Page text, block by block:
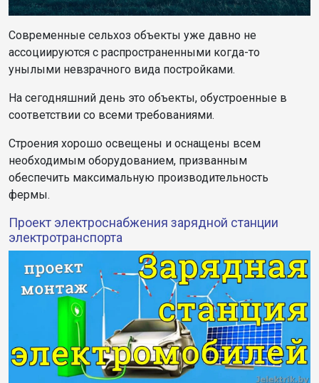
Современные сельхоз объекты уже давно не
ассоциируются с распространенными когда-то
унылыми невзрачного вида постройками.
На сегодняшний день это объекты, обустроенные в
соответствии со всеми требованиями.
Строения хорошо освещены и оснащены всем
необходимым оборудованием, призванным
обеспечить максимальную производительность
фермы.
Проект электроснабжения зарядной станции
электротранспорта